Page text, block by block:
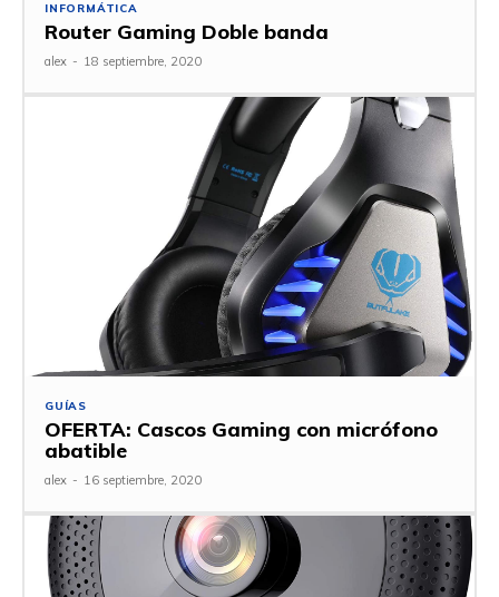
INFORMÁTICA
Router Gaming Doble banda
alex - 18 septiembre, 2020
GUÍAS
OFERTA: Cascos Gaming con micrófono
abatible
alex - 16 septiembre, 2020